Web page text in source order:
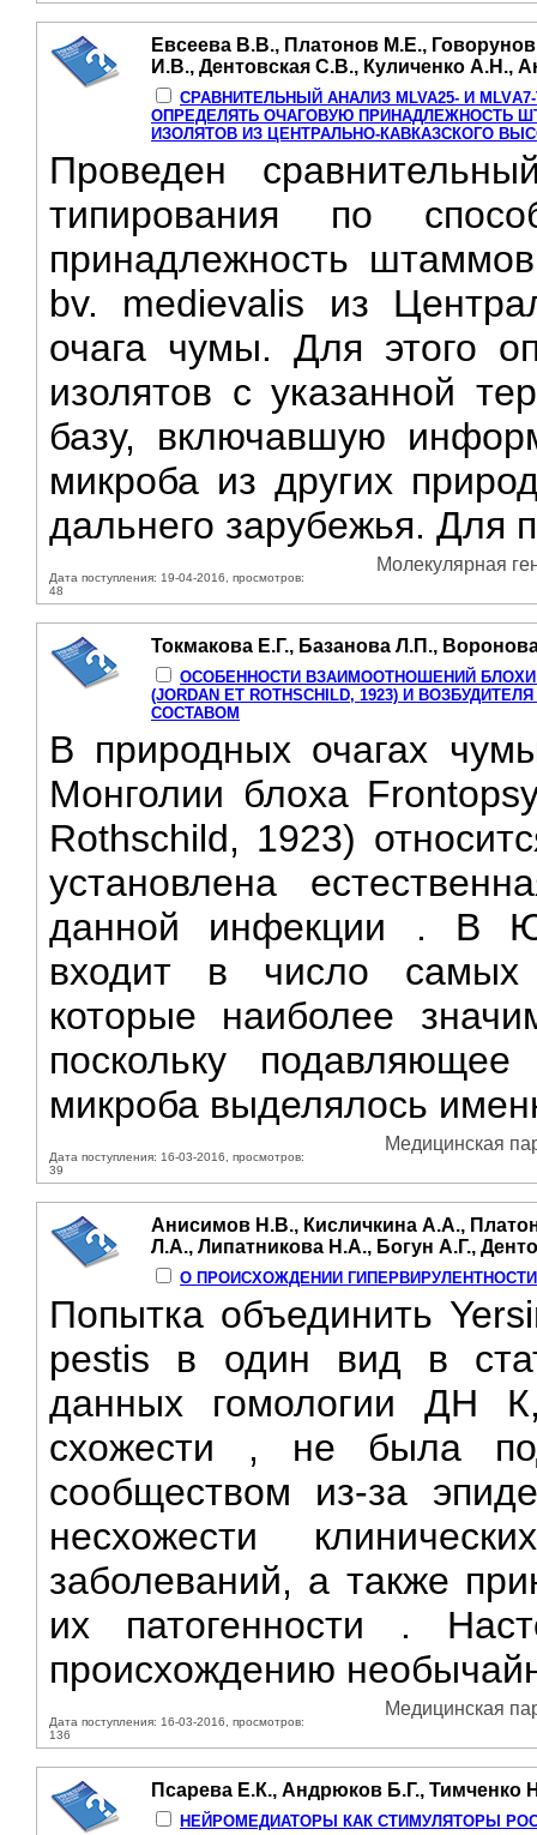
Евсеева В.В., Платонов М.Е.,
И.В., Дентовская С.В., Куличенко А.Н.,
СРАВНИТЕЛЬНЫЙ АНАЛИЗ MLVA25- И
ОПРЕДЕЛЯТЬ ОЧАГОВУЮ ПРИНАДЛЕЖНОСТЬ
ИЗОЛЯТОВ ИЗ ЦЕНТРАЛЬНО-КАВКАЗСКОГО
Проведен
типирования по
принадлежность
bv. medievalis из
очага чумы. Для этого
изолятов с указанной
базу, включавшую
микроба из других
дальнего зарубежья. Для
Дата поступления: 19-04-2016, просмотров:
48
Молекулярная
Токмакова Е.Г., Базанова Л.П.,
ОСОБЕННОСТИ ВЗАИМООТНОШЕНИЙ БЛОХИ
(JORDAN ЕТ ROTHSCHILD, 1923) И
СОСТАВОМ
В природных очагах
Монголии блоха
Rothschild, 1923)
установлена
данной инфекции . В
входит в число самых
которые наиболее
поскольку
микроба выделялось
Дата поступления: 16-03-2016, просмотров:
39
Медицинская
Анисимов Н.В., Кисличкина А.А.,
Л.А., Липатникова Н.А., Богун А.Г.,
О ПРОИСХОЖДЕНИИ
Попытка объединить
pestis в один вид в
данных гомологии ДН
схожести , не была
сообществом из-за
несхожести
заболеваний, а также
их патогенности .
происхождению
Дата поступления: 16-03-2016, просмотров:
136
Медицинская
Псарева Е.К., Андрюков Б.Г., Тимченко
НЕЙРОМЕДИАТОРЫ КАК СТИМУЛЯТОРЫ РОСТА